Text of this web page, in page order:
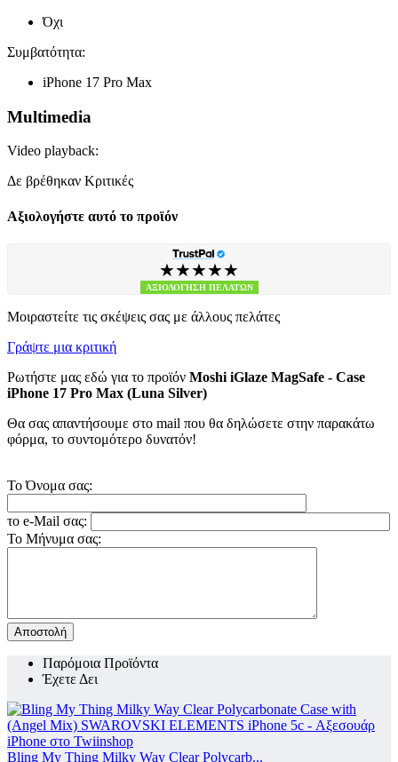
Όχι
Συμβατότητα:
iPhone 17 Pro Max
Multimedia
Video playback:
Δε βρέθηκαν Κριτικές
Αξιολογήστε αυτό το προϊόν
★★★★★
ΑΞΙΟΛΟΓΗΣΗ ΠΕΛΑΤΩΝ
Μοιραστείτε τις σκέψεις σας με άλλους πελάτες
Γράψτε μια κριτική
Ρωτήστε μας εδώ για το προϊόν Moshi iGlaze MagSafe - Case
iPhone 17 Pro Max (Luna Silver)
Θα σας απαντήσουμε στο mail που θα δηλώσετε στην παρακάτω
φόρμα, το συντομότερο δυνατόν!
Το Όνομα σας:
το e-Mail σας:
Το Μήνυμα σας:
Αποστολή
Παρόμοια Προϊόντα
Έχετε Δει
Bling My Thing Milky Way Clear Polycarb...